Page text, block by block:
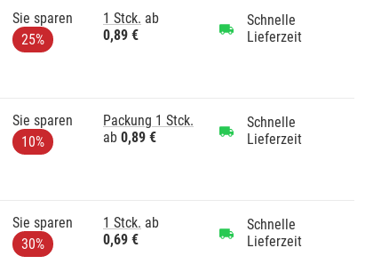
Sie sparen
25%
1 Stck. ab
0,89 €
Schnelle
Lieferzeit
Sie sparen
10%
Packung 1 Stck.
ab 0,89 €
Schnelle
Lieferzeit
Sie sparen
30%
1 Stck. ab
0,69 €
Schnelle
Lieferzeit